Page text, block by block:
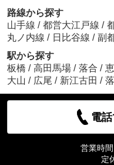
路線から探す
山手線 / 都営大江戸線 /
丸ノ内線 / 日比谷線 / 副
駅から探す
板橋 / 高田馬場 / 落合 /
大山 / 広尾 / 新江古田 /
電
営業時間
定